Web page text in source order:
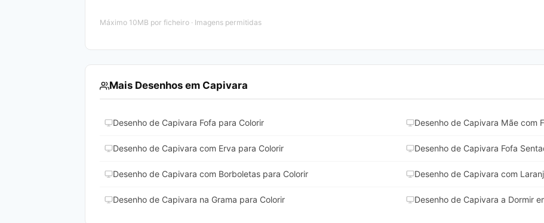
Máximo 10MB por ficheiro · Imagens permitidas
Mais Desenhos em Capivara
Desenho de Capivara Fofa para Colorir Desenho de Capivara Mãe com
Desenho de Capivara com Erva para Colorir Desenho de Capivara Fofa
Desenho de Capivara com Borboletas para Colorir Desenho de Capivara com
Desenho de Capivara na Grama para Colorir Desenho de Capivara a Dormir